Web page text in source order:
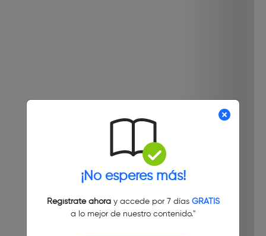
¡No esperes más!
Regístrate ahoray accede por 7 días GRATIS
a lo mejor de nuestro contenido."